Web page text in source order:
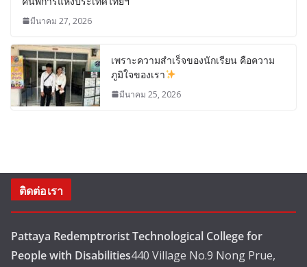
มีนาคม 27, 2026
เพราะความสำเร็จของนักเรียน คือความ
ภูมิใจของเรา
มีนาคม 25, 2026
ติดต่อเรา
Pattaya Redemptrorist Technological College for
People with Disabilities440 Village No.9 Nong Prue,